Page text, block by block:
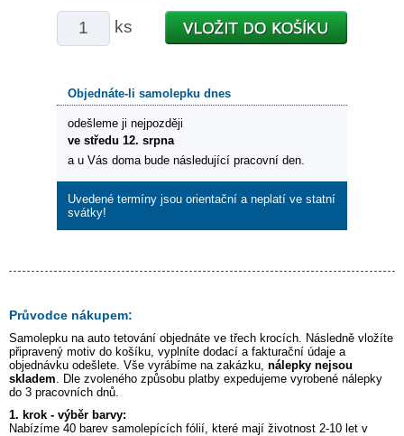
ks
Objednáte-li samolepku dnes
odešleme ji nejpozději
ve středu 12. srpna
a u Vás doma bude následující pracovní den.
Uvedené termíny jsou orientační a neplatí ve statní
svátky!
Průvodce nákupem:
Samolepku na auto tetování objednáte ve třech krocích. Následně vložíte
připravený motiv do košíku, vyplníte dodací a fakturační údaje a
objednávku odešlete. Vše vyrábíme na zakázku, nálepky nejsou
skladem. Dle zvoleného způsobu platby expedujeme vyrobené nálepky
do 3 pracovních dnů.
1. krok - výběr barvy:
Nabízíme 40 barev samolepících fólií, které mají životnost 2-10 let v